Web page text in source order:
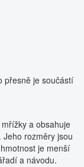
přesně je součástí
a obsahuje
rozměry jsou
je menší
a návodu.